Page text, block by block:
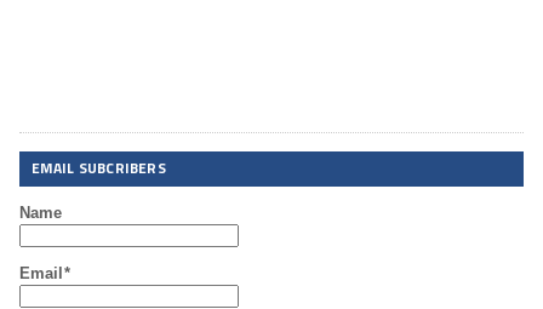
EMAIL SUBCRIBERS
Name
Email*